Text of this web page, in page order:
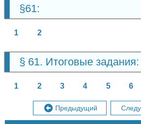
§61:
1 2
§ 61. Итоговые задания:
1 2 3 4 5 6
Предыдущий